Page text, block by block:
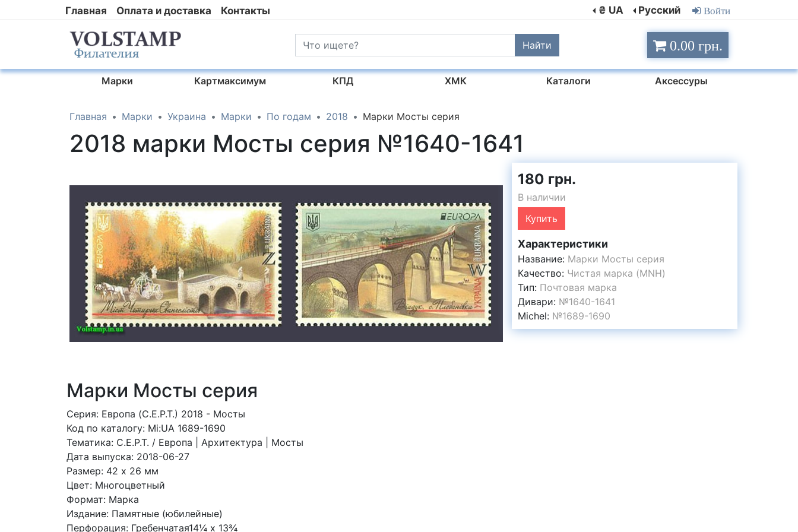
Главная Оплата и доставка Контакты ₴ UA Русский Войти
Найти 0.00 грн.
Марки Картмаксимум КПД ХМК Каталоги Аксессуры
Главная Марки Украина Марки По годам 2018 Марки Мосты серия
2018 марки Мосты серия №1640-1641
180 грн.
В наличии
Купить
Характеристики
Название: Марки Мосты серия
Качество: Чистая марка (MNH)
Тип: Почтовая марка
Дивари: №1640-1641
Michel: №1689-1690
Марки Мосты серия
Серия: Европа (C.E.P.T.) 2018 - Мосты
Код по каталогy: Mi:UA 1689-1690
Тематика: C.E.P.T. / Европа | Архитектура | Мосты
Дата выпуска: 2018-06-27
Размер: 42 x 26 мм
Цвет: Многоцветный
Формат: Марка
Издание: Памятные (юбилейные)
Перфорация: Гребенчатая14¼ x 13¾